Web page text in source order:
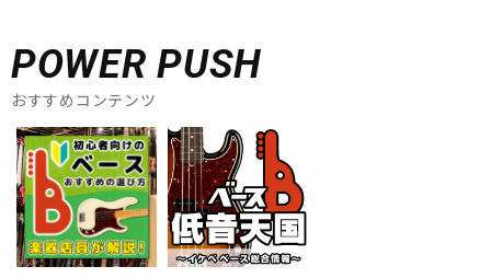
POWER PUSH
おすすめコンテンツ